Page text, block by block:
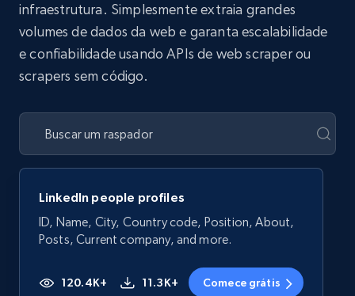
infraestrutura. Simplesmente extraia grandes
volumes de dados da web e garanta escalabilidade
e confiabilidade usando APIs de web scraper ou
scrapers sem código.
LinkedIn people profiles
ID, Name, City, Country code, Position, About,
Posts, Current company, and more.
120.4K+ 11.3K+ Comece grátis